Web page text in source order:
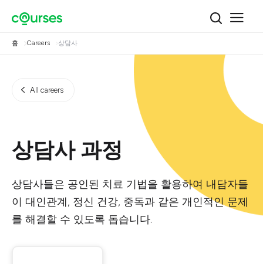
홈 Careers 상담사
All careers
상담사 과정
상담사들은 공인된 치료 기법을 활용하여 내담자들
이 대인관계, 정신 건강, 중독과 같은 개인적인 문제
를 해결할 수 있도록 돕습니다.